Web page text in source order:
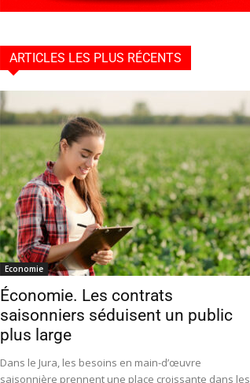
ARTICLES LES PLUS RÉCENTS
Economie
Économie. Les contrats
saisonniers séduisent un public
plus large
Dans le Jura, les besoins en main-d’œuvre
saisonnière prennent une place croissante dans les